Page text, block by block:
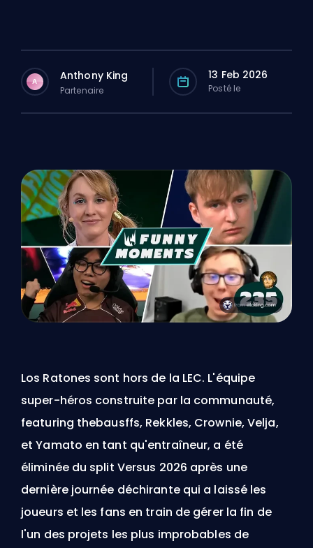
A Anthony King
Partenaire
13 Feb 2026
Posté le
Los Ratones sont hors de la LEC. L'équipe
super-héros construite par la communauté,
featuring thebausffs, Rekkles, Crownie, Velja,
et Yamato en tant qu'entraîneur, a été
éliminée du split Versus 2026 après une
dernière journée déchirante qui a laissé les
joueurs et les fans en train de gérer la fin de
l'un des projets les plus improbables de